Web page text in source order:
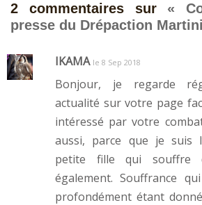
2 commentaires sur «
presse du Drépaction
IKAMA le 8 Sep 2018
Bonjour, je regarde
actualité sur votre page
intéressé par votre
aussi, parce que je suis
petite fille qui souffre
également. Souffrance
profondément étant